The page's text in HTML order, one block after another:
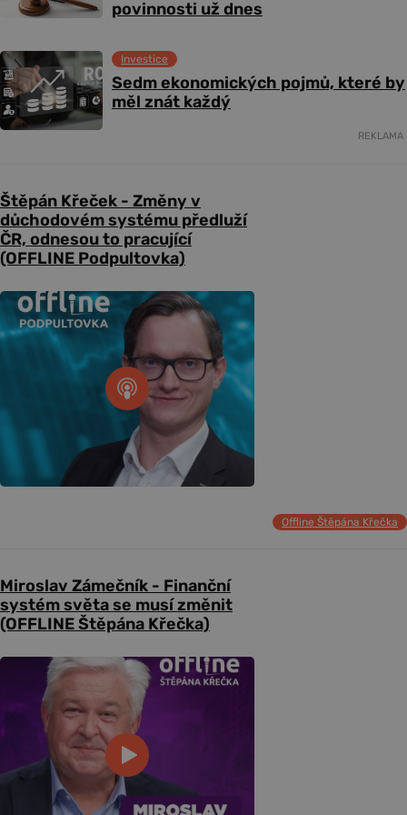
povinnosti už dnes
Sedm ekonomických pojmů, které by
měl znát každý
Investice
REKLAMA
Štěpán Křeček - Změny v
důchodovém systému předluží
ČR, odnesou to pracující
(OFFLINE Podpultovka)
Offline Štěpána Křečka
Miroslav Zámečník - Finanční
systém světa se musí změnit
(OFFLINE Štěpána Křečka)